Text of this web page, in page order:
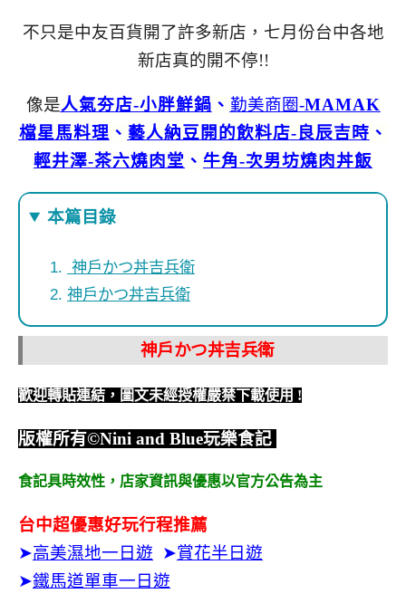
不只是中友百貨開了許多新店，七月份台中各地
新店真的開不停!!
像是人氣夯店-小胖鮮鍋 、 勤美商圈-MAMAK
檔星馬料理 、 藝人納豆開的飲料店-良辰吉時 、
輕井澤-茶六燒肉堂 、 牛角-次男坊燒肉丼飯
本篇目錄
神戶かつ丼吉兵衛
神戶かつ丼吉兵衛
神戶かつ丼吉兵衛
歡迎轉貼連結，圖文未經授權嚴禁下載使用 !
版權所有©Nini and Blue玩樂食記
食記具時效性， 店家資訊與優惠以官方公告為主
台中超優惠好玩行程推薦
➤高美濕地一日遊 ➤賞花半日遊
➤鐵馬道單車一日遊